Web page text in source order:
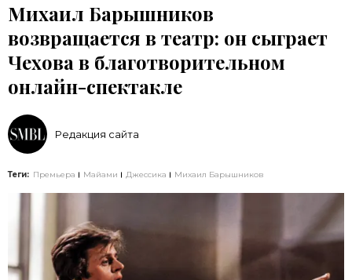
Михаил Барышников
возвращается в театр: он сыграет
Чехова в благотворительном
онлайн-спектакле
Редакция сайта
Теги: Премьера Майами Джессика Михаил Барышников